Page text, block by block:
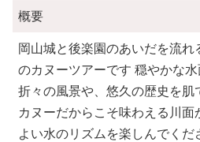
概要
岡山城と後楽園のあいだを流
のカヌーツアーです 穏やかな
折々の風景や、悠久の歴史を肌
カヌーだからこそ味わえる川
よい水のリズムを楽しんでくだ